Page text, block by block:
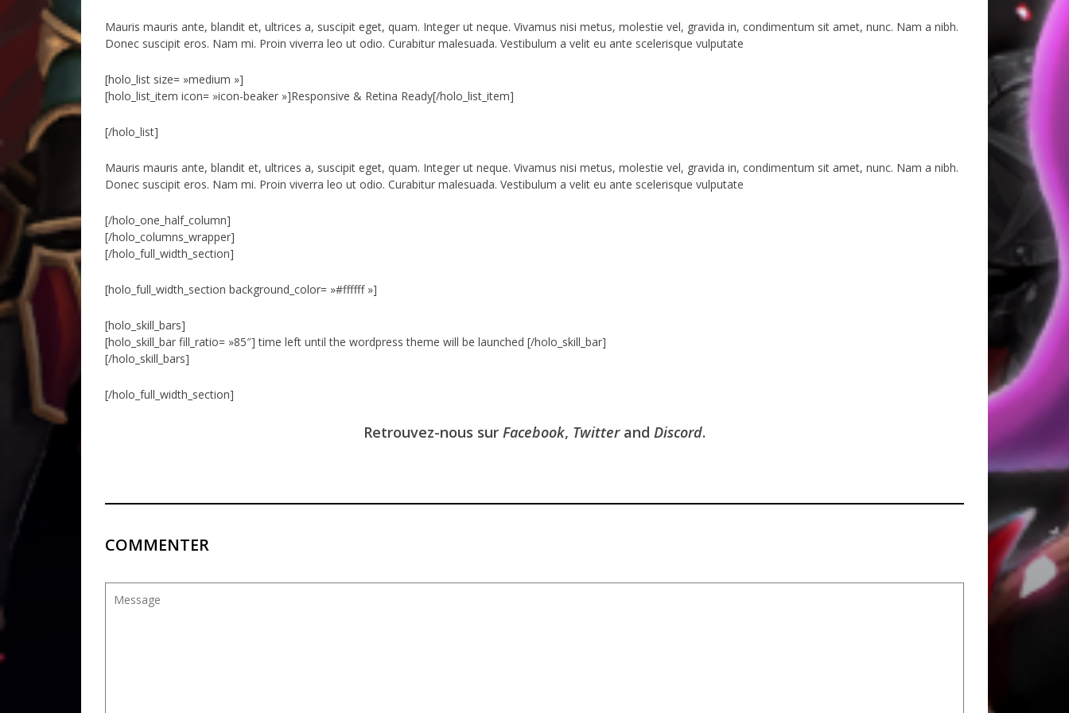
Mauris mauris ante, blandit et, ultrices a, suscipit eget, quam. Integer ut neque. Vivamus nisi metus, molestie vel, gravida in, condimentum sit amet, nunc. Nam a nibh.
Donec suscipit eros. Nam mi. Proin viverra leo ut odio. Curabitur malesuada. Vestibulum a velit eu ante scelerisque vulputate
[holo_list size= »medium »]
[holo_list_item icon= »icon-beaker »]Responsive & Retina Ready[/holo_list_item]
[/holo_list]
Mauris mauris ante, blandit et, ultrices a, suscipit eget, quam. Integer ut neque. Vivamus nisi metus, molestie vel, gravida in, condimentum sit amet, nunc. Nam a nibh.
Donec suscipit eros. Nam mi. Proin viverra leo ut odio. Curabitur malesuada. Vestibulum a velit eu ante scelerisque vulputate
[/holo_one_half_column]
[/holo_columns_wrapper]
[/holo_full_width_section]
[holo_full_width_section background_color= »#ffffff »]
[holo_skill_bars]
[holo_skill_bar fill_ratio= »85″] time left until the wordpress theme will be launched [/holo_skill_bar]
[/holo_skill_bars]
[/holo_full_width_section]
Retrouvez-nous sur Facebook, Twitterand Discord.
COMMENTER